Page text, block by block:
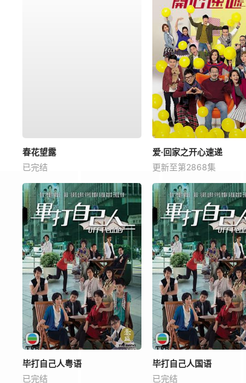
春花望露
已完结
爱·回家之开心速递
更新至第2868集
毕打自己人粤语
已完结
毕打自己人国语
已完结